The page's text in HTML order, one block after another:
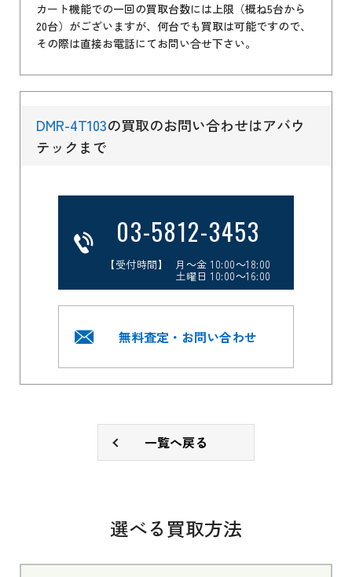
カート機能での一回の買取台数には上限（概ね5台から
20台）がございますが、何台でも買取は可能ですので、
その際は直接お電話にてお問い合せ下さい。
DMR-4T103の買取のお問い合わせはアバウ
テックまで
03-5812-3453
【受付時間】 月～金 10:00～18:00
土曜日 10:00～16:00
無料査定・お問い合わせ
一覧へ戻る
選べる買取方法